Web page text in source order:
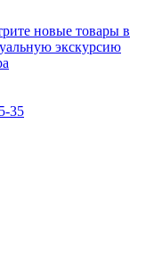
новые товары в
экскурсию
35